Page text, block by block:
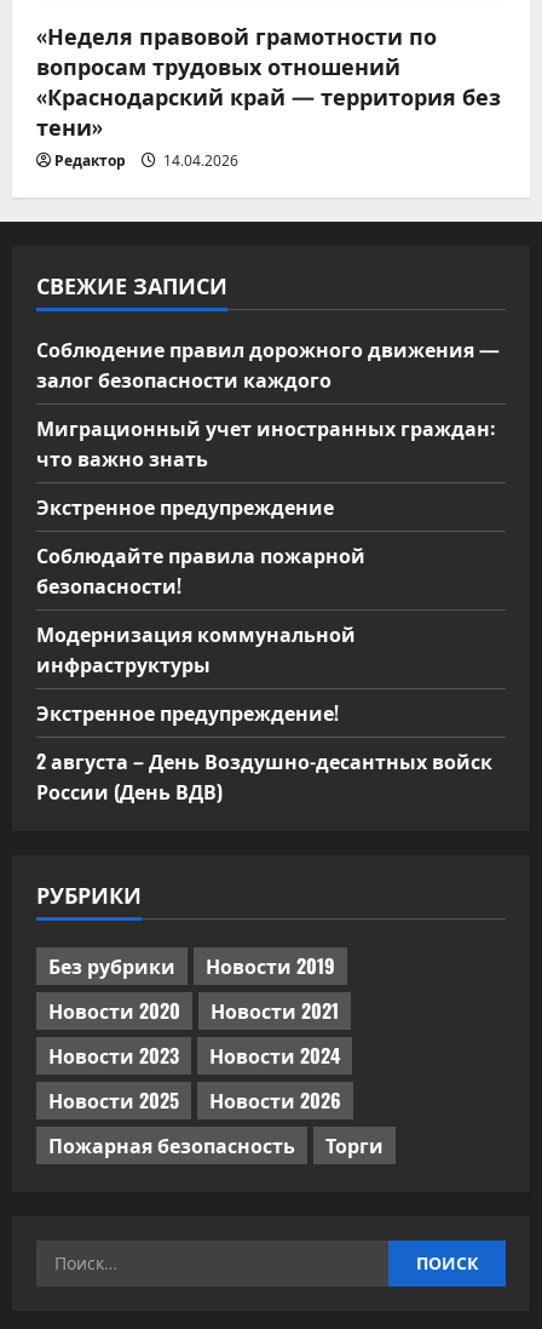
«Неделя правовой грамотности по
вопросам трудовых отношений
«Краснодарский край — территория без
тени»
Редактор 14.04.2026
СВЕЖИЕ ЗАПИСИ
Соблюдение правил дорожного движения —
залог безопасности каждого
Миграционный учет иностранных граждан:
что важно знать
Экстренное предупреждение
Соблюдайте правила пожарной
безопасности!
Модернизация коммунальной
инфраструктуры
Экстренное предупреждение!
2 августа – День Воздушно-десантных войск
России (День ВДВ)
РУБРИКИ
Без рубрики
Новости 2019
Новости 2020
Новости 2021
Новости 2023
Новости 2024
Новости 2025
Новости 2026
Пожарная безопасность
Торги
Найти: